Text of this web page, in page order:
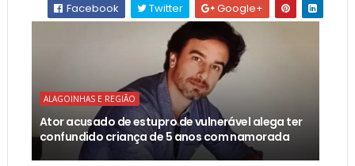
Facebook
Twitter Google+
ALAGOINHAS E REGIÃO
Ator acusado de estupro de vulnerável alega ter
confundido criança de 5 anos com namorada